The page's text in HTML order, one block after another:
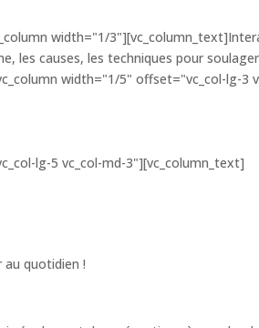
width="1/
les causes, les techniques pour
width="1/5" offset="vc_col-lg-3
lg-5 vc_col-md-3"][vc_column_text]
au quotidien !